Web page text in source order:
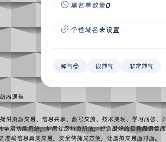
黑名单数量0
个性域名未设置
帅气😎 很帅气 非常帅气
站内通告
提供资源交易、信息共享、靓号交流、技术变现、学习问答、
1.丰富功能系统，扩展社区特色玩法，打造最好的互联网聚集
2.准确信息真实交易，安全快捷又方便，让虚拟交易面对面。